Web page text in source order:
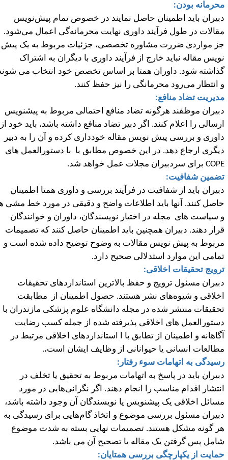
بودن:
باید اطمینان حاصل نمایند در خصوص تمام پیشنویس
در طول فرآیند داوری نهایت محرمانهگی اعمال میشود.
مواردی ضررت مشاوره تخصصی، جزئیات مربوط به یک پیش
مقاله نباید خارج از فرآیند داوری با دیگران به اشتراک
شود. داوران همتا بر اساس تخصص خود انتخاب می شوند
انتظار میرود محرمانگی را نیز حفظ کنند.
تضاد منافع:
موظفند هرگونه تضاد منافع احتمالی مربوط به پیشنویس
را اعلام کنند. اگر دبیر تضاد منافع داشته باشد، باید خود از
و بررسی پیش نویس مقاله خودداری کرده و آن را به دبیر
ارجاع دهد. در این خصوص مطابق با با دستورالعمل های
برای سردبیران مجلات عمل خواهد شد.
شفافیت:
باید از شفافیت در فرآیند بررسی و داوری همتا اطمینان
کنند. آنها باید اطلاعات واضح و دقیقی در مورد خط مشی ها
سیاست های مجله در اختیار نویسندگان، داوران و خوانندگان
دهند. دبیران همچنین باید اطمینان حاصل کنند که تصمیمات
به پیش نویس مقالات به وضوح توضیح داده شده است و
این موارد استدلالی صحیح دارد.
تحقیقات اخلاقی:
مسئول ترویج و حفظ بالاترین استانداردهای تحقیقات
و شیوههای نشر هستند. حصول اطمینان از مطابقت
منتشر شده در مجله دانشگاه علوم پزشکی مازندران با
های اخلاقی پذیرفته شده از جمله کسب رضایت
و اطمینان از تطابق با ا استانداردهای اخلاقی مرتبط در
انسانی یا حیوانانی از وظایف ایشان است،.
به اتهامات سوء رفتار:
باید در پاسخ به اتهامات مربوط به تحقیق یا تخلف در
اقدام مناسب را انجام دهند. اگر نگرانی‌هایی در مورد
اخلاقی یک پیشنویس یا نویسندگان آن وجود داشته باشد،
مسئول بررسی موضوع و اتخاذ گام‌هایی برای رسیدگی به
گونه مشکل هستند. تصمیمات نهایی بسته به شدت موضوع
پس گرفتن یک مقاله یا تصحیح آن می باشد.
از یکپارچگی بررسی همتایان: